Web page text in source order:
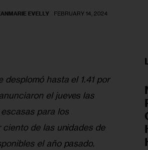
EVELLY FEBRUARY 14, 2024
hasta el 1.41 por
el jueves las
para los
ciento de las unidades de
el año pasado.